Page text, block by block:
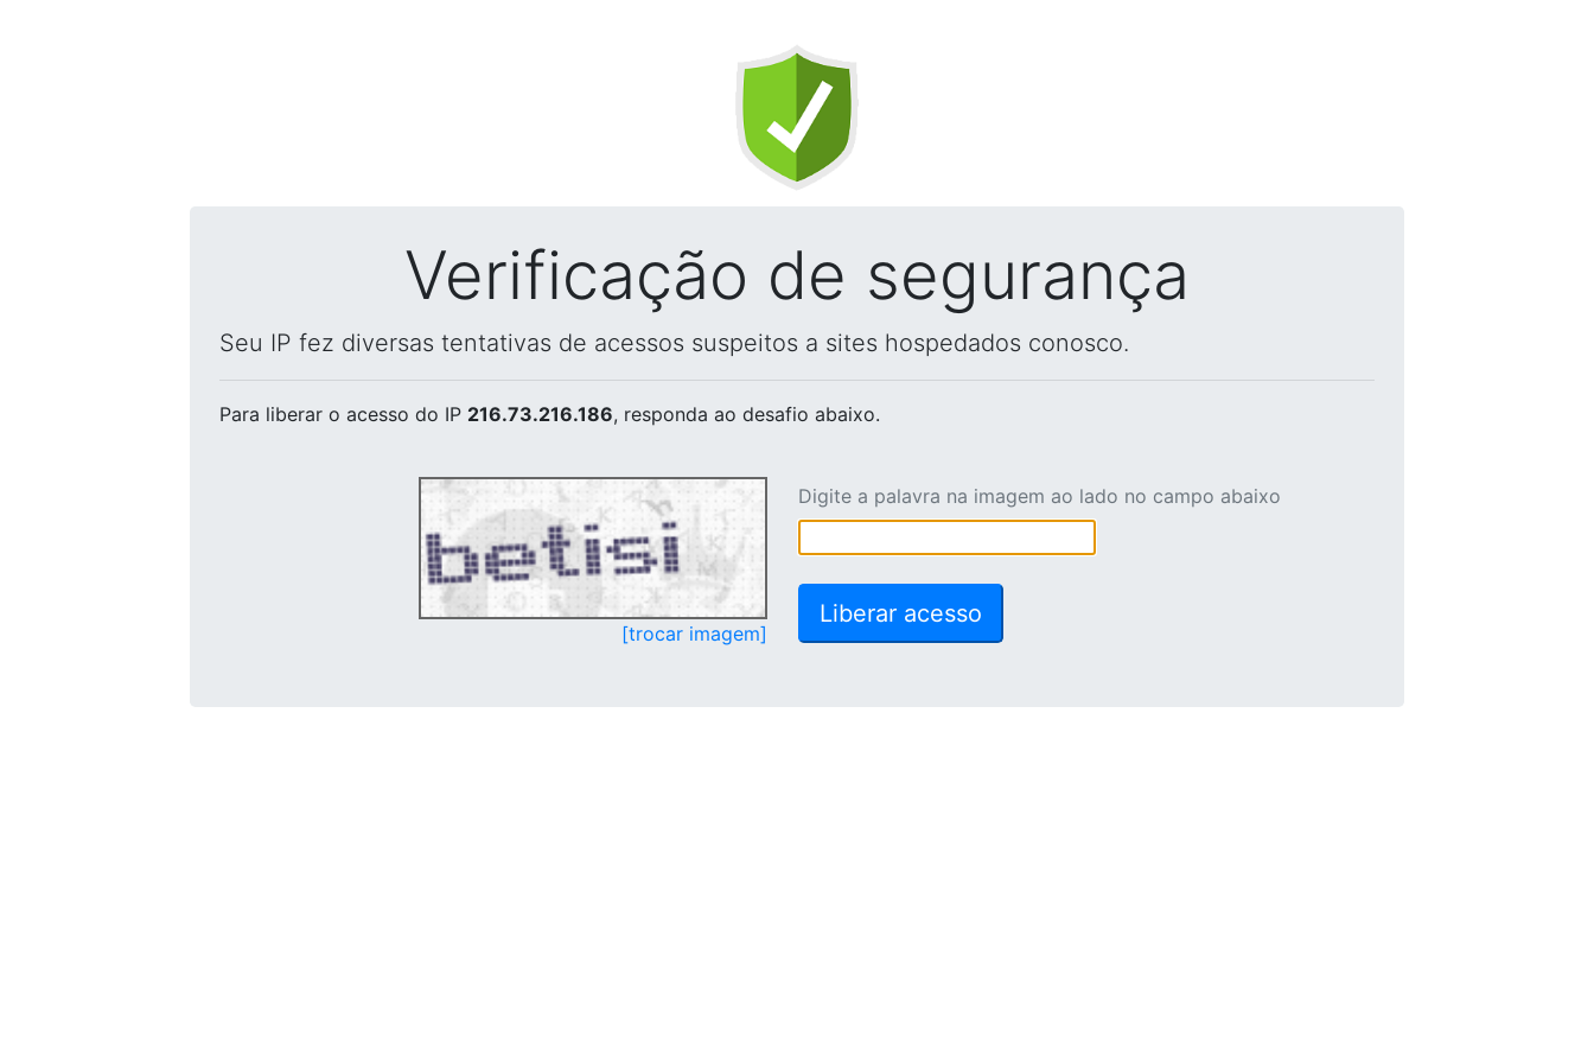
Verificação de segurança
Seu IP fez diversas tentativas de acessos suspeitos a sites hospedados conosco.
Para liberar o acesso do IP 216.73.216.186, responda ao desafio abaixo.
[trocar imagem]
Digite a palavra na imagem ao lado no campo abaixo